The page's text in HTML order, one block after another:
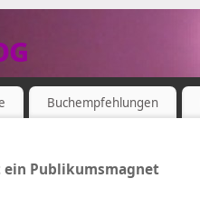
Buchempfehlungen
Publikumsmagnet